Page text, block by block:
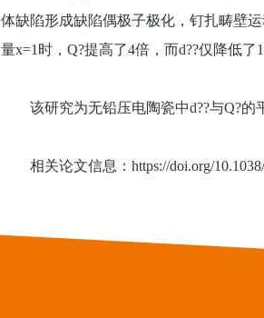
体缺陷形成缺陷偶极子极化，钉扎畴壁
量x=1时，Q?提高了4倍，而d??仅降低了
该研究为无铅压电陶瓷中d??与Q?
相关论文信息：https://doi.org/